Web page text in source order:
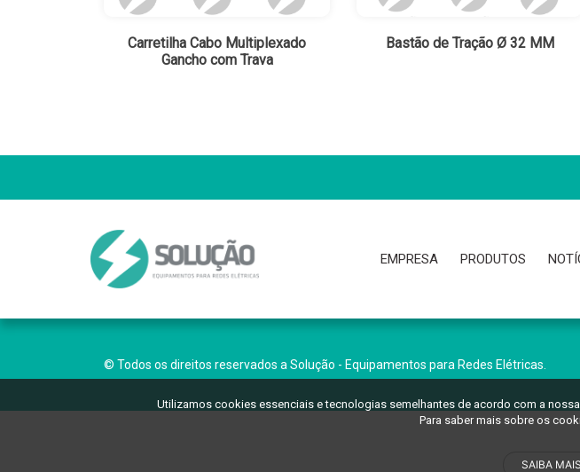
Carretilha Cabo Multiplexado
Gancho com Trava
Bastão de Tração Ø 32 MM
EMPRESA PRODUTOS
© Todos os direitos reservados a Solução - Equipamentos para Redes Elétricas.
Utilizamos cookies essenciais e tecnologias semelhantes de acordo com a nossa
Para saber mais sobre os
SAIBA MAIS